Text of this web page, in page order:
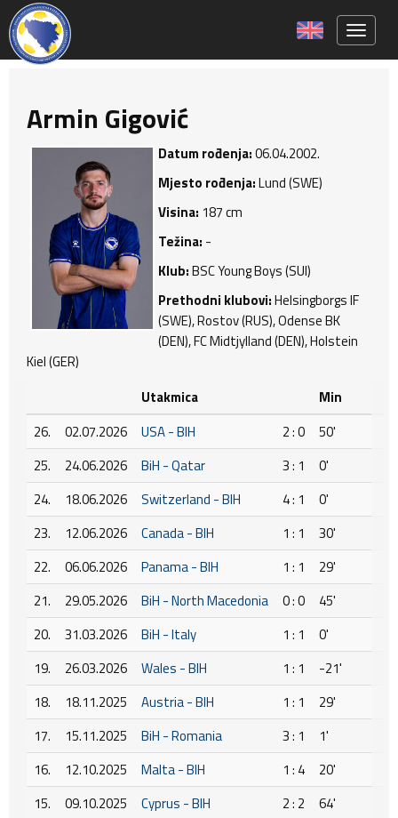
Armin Gigović
Datum rođenja:06.04.2002.
Mjesto rođenja:Lund (SWE)
Visina: 187 cm
Težina: -
Klub:BSC Young Boys (SUI)
Prethodni klubovi:Helsingborgs IF
(SWE), Rostov (RUS), Odense BK
(DEN), FC Midtjylland (DEN), Holstein
Kiel (GER)
Utakmica
Min
26.
02.07.2026 USA - BIH 2 : 0
50'
25.
24.06.2026 BiH - Qatar 3 : 1
0'
24.
18.06.2026 Switzerland - BIH 4 : 1
0'
23.
12.06.2026 Canada - BIH 1 : 1
30'
22.
06.06.2026 Panama - BIH 1 : 1
29'
21.
29.05.2026 BiH - North Macedonia 0 : 0
45'
20.
31.03.2026 BiH - Italy 1 : 1
0'
19.
26.03.2026 Wales - BIH 1 : 1
-21'
18.
18.11.2025 Austria - BIH 1 : 1
29'
17.
15.11.2025 BiH - Romania 3 : 1
1'
16.
12.10.2025 Malta - BIH 1 : 4
20'
15.
09.10.2025 Cyprus - BIH 2 : 2
64'